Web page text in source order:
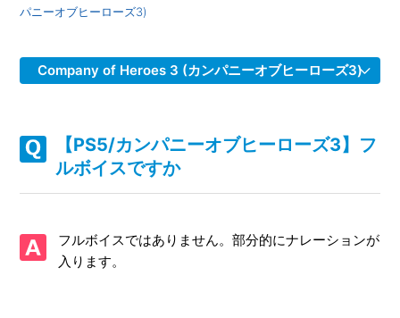
パニーオブヒーローズ3)
Company of Heroes 3 (カンパニーオブヒーローズ3)
ル）はどこにありますか
【PS5/カンパニーオブヒーローズ3】Steam版の問い合わせ
【PS5/カンパニーオブヒーローズ3】プレイ動画やゲーム画
面写真を、動画サイト／SNS等で公開してもいいですか
【PS5/カンパニーオブヒーローズ3】フ
ルボイスですか
フルボイスではありません。部分的にナレーションが
入ります。